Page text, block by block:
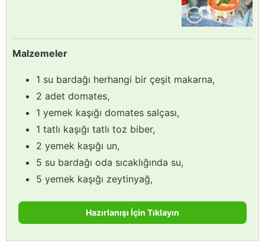
Malzemeler
1 su bardağı herhangi bir çeşit makarna,
2 adet domates,
1 yemek kaşığı domates salçası,
1 tatlı kaşığı tatlı toz biber,
2 yemek kaşığı un,
5 su bardağı oda sıcaklığında su,
5 yemek kaşığı zeytinyağ,
Hazırlanışı İçin Tıklayın